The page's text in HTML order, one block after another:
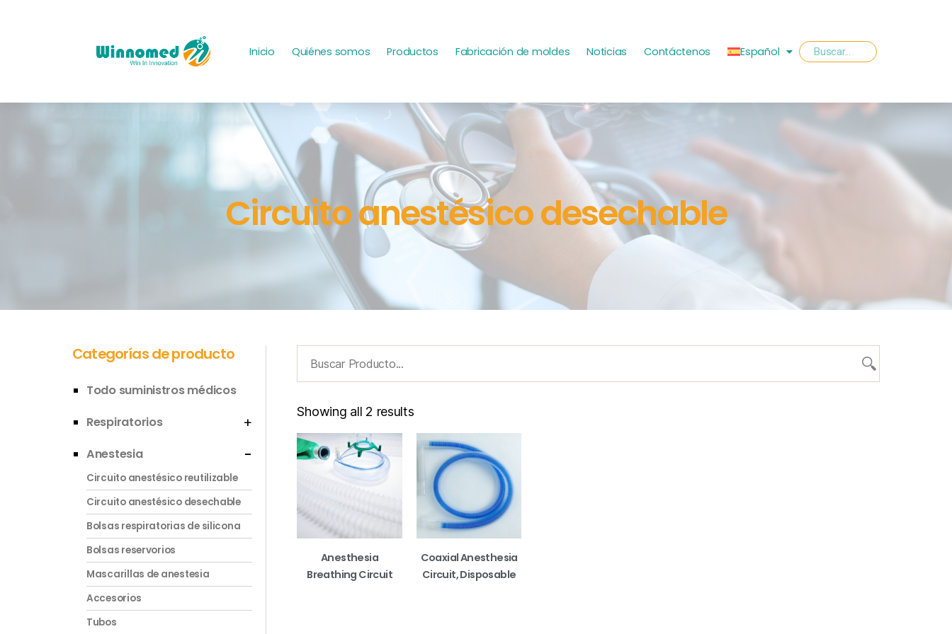
Inicio Quiénes somos Productos Fabricación de moldes Noticias Contáctenos Español
Circuito anestésico desechable
Categorías de producto
Todo suministros médicos
Respiratorios
Anestesia
Circuito anestésico reutilizable
Circuito anestésico desechable
Bolsas respiratorias de silicona
Bolsas reservorios
Mascarillas de anestesia
Accesorios
Tubos
Showing all 2 results
Anesthesia
Breathing Circuit
Coaxial Anesthesia
Circuit, Disposable